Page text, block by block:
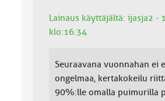
Lainaus käyttäjältä: ijasja2 -
klo:16:34
Seuraavana vuonnahan ei
ongelmaa, kertakokeilu
90%:lle omalla puimurilla